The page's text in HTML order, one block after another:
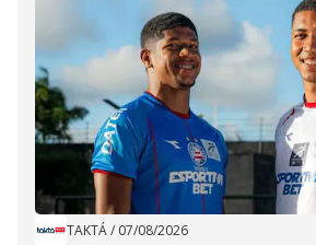
TAKTÁ/ 07/08/2026